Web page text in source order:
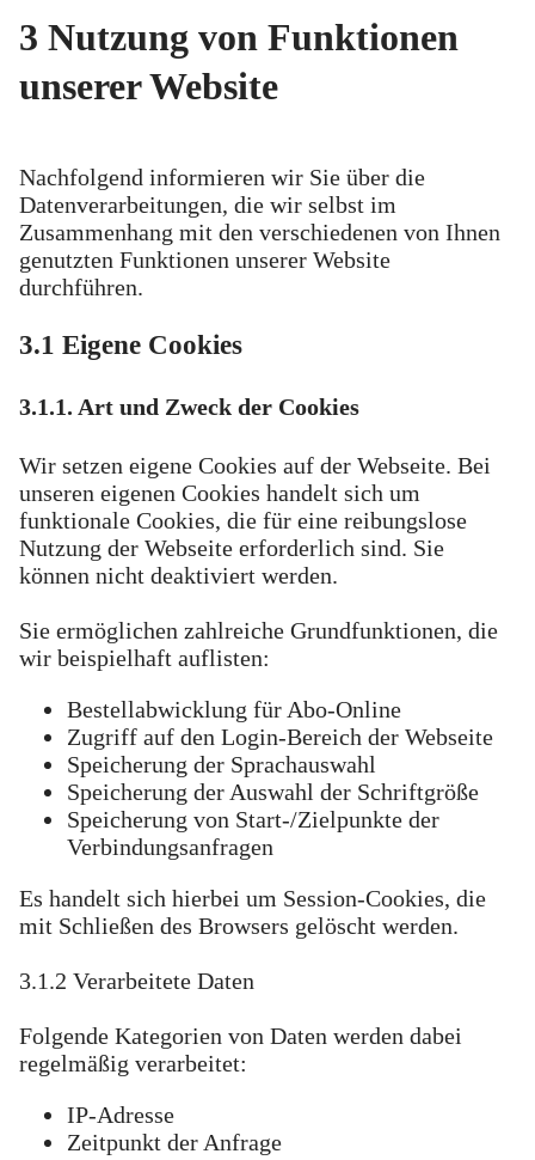
3 Nutzung von Funktionen
unserer Website
Nachfolgend informieren wir Sie über die
Datenverarbeitungen, die wir selbst im
Zusammenhang mit den verschiedenen von Ihnen
genutzten Funktionen unserer Website
durchführen.
3.1 Eigene Cookies
3.1.1. Art und Zweck der Cookies
Wir setzen eigene Cookies auf der Webseite. Bei
unseren eigenen Cookies handelt sich um
funktionale Cookies, die für eine reibungslose
Nutzung der Webseite erforderlich sind. Sie
können nicht deaktiviert werden.
Sie ermöglichen zahlreiche Grundfunktionen, die
wir beispielhaft auflisten:
Bestellabwicklung für Abo-Online
Zugriff auf den Login-Bereich der Webseite
Speicherung der Sprachauswahl
Speicherung der Auswahl der Schriftgröße
Speicherung von Start-/Zielpunkte der
Verbindungsanfragen
Es handelt sich hierbei um Session-Cookies, die
mit Schließen des Browsers gelöscht werden.
3.1.2 Verarbeitete Daten
Folgende Kategorien von Daten werden dabei
regelmäßig verarbeitet:
IP-Adresse
Zeitpunkt der Anfrage